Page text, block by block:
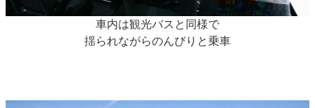
車内は観光バスと同様で
揺られながらのんびりと乗車